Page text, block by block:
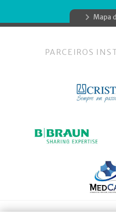
Mapa
PARCEIROS